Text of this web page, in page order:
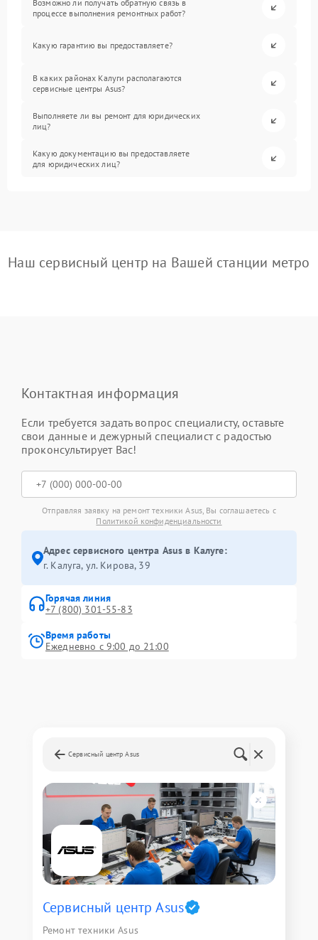
Возможно ли получать обратную связь в
процессе выполнения ремонтных работ?
Какую гарантию вы предоставляете?
В каких районах Калуги располагаются
сервисные центры Asus?
Выполняете ли вы ремонт для юридических
лиц?
Какую документацию вы предоставляете
для юридических лиц?
Наш сервисный центр на Вашей станции метро
Контактная информация
Если требуется задать вопрос специалисту, оставьте
свои данные и дежурный специалист с радостью
проконсультирует Вас!
Отправляя заявку на ремонт техники Asus, Вы соглашаетесь с
Политикой конфиденциальности
Адрес сервисного центра Asus в Калуге:
г. Калуга, ул. Кирова, 39
Горячая линия
+7 (800) 301-55-83
Время работы
Ежедневно с 9:00 до 21:00
Сервисный центр Asus
Сервисный центр Asus
Ремонт техники Asus